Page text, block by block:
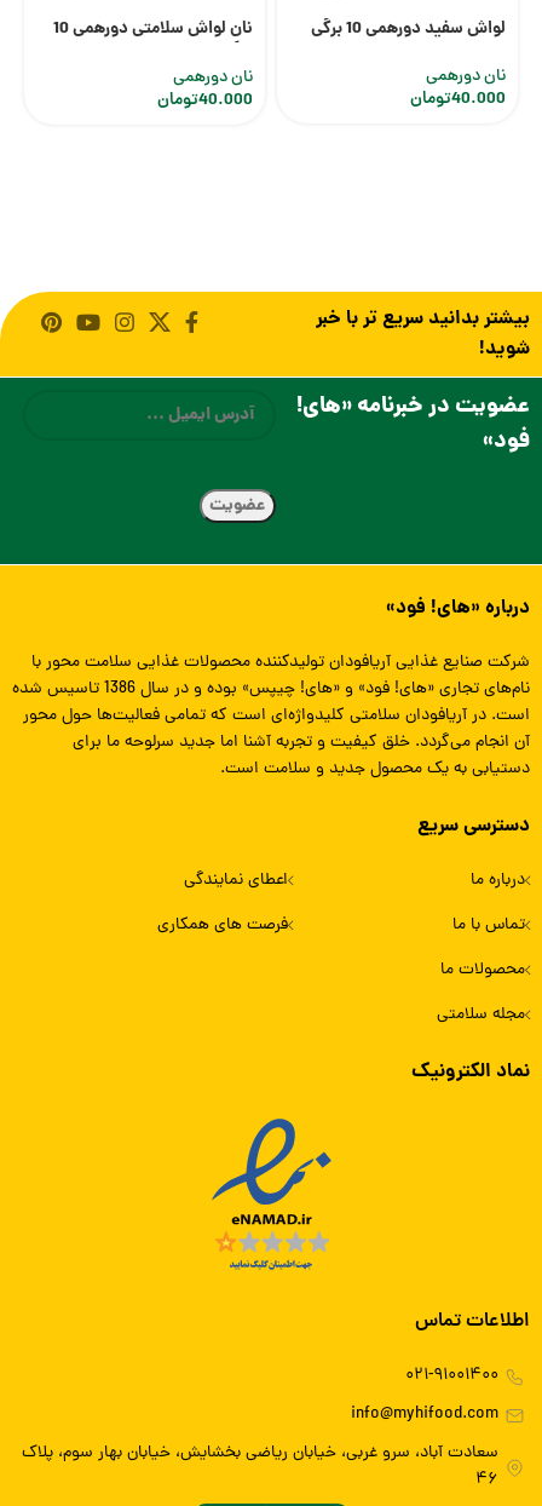
لواش سفید دورهمی 10 برگی
نان دورهمی
40.000تومان
نان لواش سلامتی دورهمی 10
نان دورهمی
40.000تومان
بیشتر بدانید سریع تر با خبر
شوید!
عضویت در خبرنامه «های!
فود»
درباره «های! فود»
شرکت صنایع غذایی آریافودان تولیدکننده محصولات غذایی سلامت محور با
نام‌های تجاری «های! فود» و «های! چیپس» بوده و در سال 1386 تاسیس شده
است. در آریافودان سلامتی کلیدواژه‌ای است که تمامی فعالیت‌ها حول محور
آن انجام می‌گردد. خلق کیفیت و تجربه آشنا اما جدید سرلوحه ما برای
دستیابی به یک محصول جدید و سلامت است.
دسترسی سریع
درباره ما
تماس با ما
محصولات ما
مجله سلامتی
اعطای نمایندگی
فرصت های همکاری
نماد الکترونیک
اطلاعات تماس
۰۲۱-۹۱۰۰۱۴۰۰
info@myhifood.com
سعادت آباد، سرو غربی، خیابان ریاضی بخشایش، خیابان بهار سوم، پلاک
۴۶